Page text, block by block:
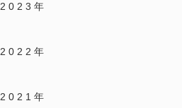
2023年
2022年
2021年